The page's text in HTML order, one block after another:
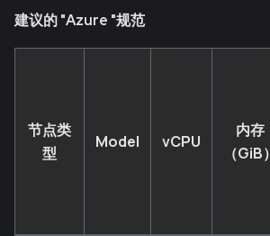
建议的 "Azure "规范
节点类
型
Model vCPU
内存
（GiB）